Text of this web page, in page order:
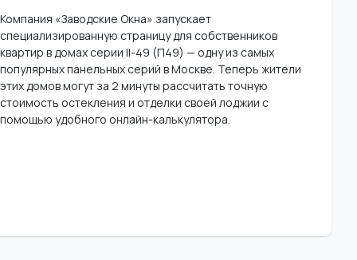
Компания «Заводские Окна» запускает
специализированную страницу для собственников
квартир в домах серии II-49 (П49) — одну из самых
популярных панельных серий в Москве. Теперь жители
этих домов могут за 2 минуты рассчитать точную
стоимость остекления и отделки своей лоджии с
помощью удобного онлайн-калькулятора.